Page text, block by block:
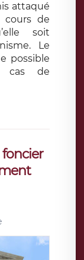
attaqué
cours de
soit
Le
possible
cas de